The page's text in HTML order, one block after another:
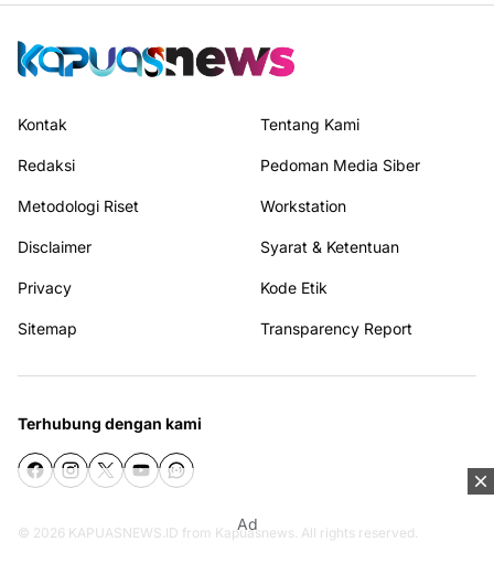
Ad
Kontak Tentang Kami
Redaksi Pedoman Media Siber
Metodologi Riset Workstation
Disclaimer Syarat & Ketentuan
Privacy Kode Etik
Sitemap Transparency Report
Terhubung dengan kami
© 2026 KAPUASNEWS.ID from Kapuasnews . All rights reserved.